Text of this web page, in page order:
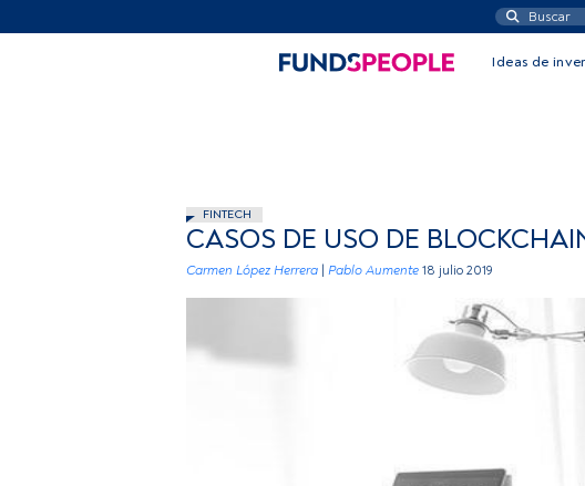
Ideas de
FINTECH
CASOS DE USO DE
Carmen López Herrera Pablo Aumente 18 julio 2019